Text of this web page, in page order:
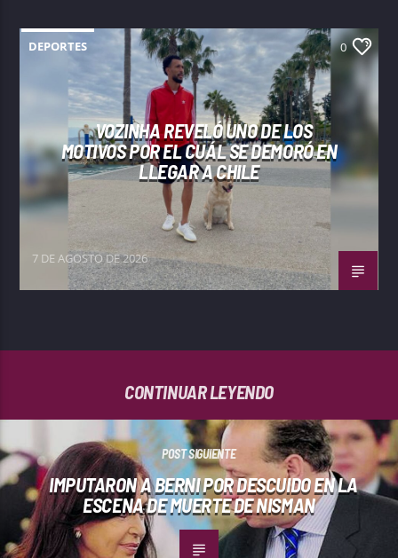
DEPORTES 0
VOZINHA REVELÓ UNO DE LOS
MOTIVOS POR EL CUÁL SE DEMORÓ EN
LLEGAR A CHILE
7 DE AGOSTO DE 2026
CONTINUAR LEYENDO
POST SIGUIENTE
IMPUTARON A BERNI POR DESCUIDO EN LA
ESCENA DE MUERTE DE NISMAN